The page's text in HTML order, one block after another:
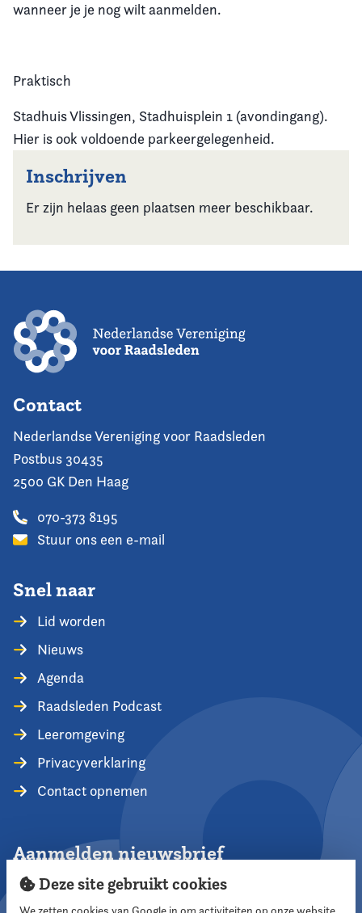
wanneer je je nog wilt aanmelden.
Praktisch
Stadhuis Vlissingen, Stadhuisplein 1 (avondingang).
Hier is ook voldoende parkeergelegenheid.
Inschrijven
Er zijn helaas geen plaatsen meer beschikbaar.
Contact
Nederlandse Vereniging voor Raadsleden
Postbus 30435
2500 GK Den Haag
070-373 8195
Stuur ons een e-mail
Snel naar
Lid worden
Nieuws
Agenda
Raadsleden Podcast
Leeromgeving
Privacyverklaring
Contact opnemen
Aanmelden nieuwsbrief
Deze site gebruikt cookies